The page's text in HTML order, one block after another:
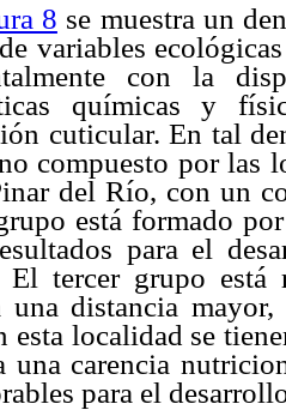
8 se muestra un
variables
con la
químicas y
cuticular. En tal
compuesto por las
del Río, con un
está formado
para el
El tercer grupo está
una distancia
esta localidad se
una carencia
para el